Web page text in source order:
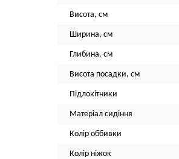
Висота, см
Ширина, см
Глибина, см
Висота посадки, см
Підлокітники
Матеріал сидіння
Колір оббивки
Колір ніжок